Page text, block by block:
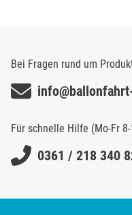
Bei Fragen rund um
Für schnelle Hilfe (Mo-Fr
0361 / 218 340
Osnabrück
Ostholstein